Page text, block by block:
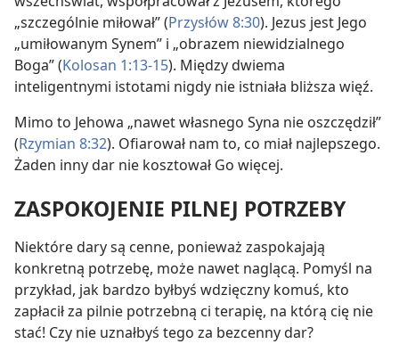
„szczególnie miłował” (Przysłów 8:30). Jezus jest Jego
„umiłowanym Synem” i „obrazem niewidzialnego
Boga” (Kolosan 1:13-15). Między dwiema
inteligentnymi istotami nigdy nie istniała bliższa więź.
Mimo to Jehowa „nawet własnego Syna nie oszczędził”
(Rzymian 8:32). Ofiarował nam to, co miał najlepszego.
Żaden inny dar nie kosztował Go więcej.
ZASPOKOJENIE PILNEJ POTRZEBY
Niektóre dary są cenne, ponieważ zaspokajają
konkretną potrzebę, może nawet naglącą. Pomyśl na
przykład, jak bardzo byłbyś wdzięczny komuś, kto
zapłacił za pilnie potrzebną ci terapię, na którą cię nie
stać! Czy nie uznałbyś tego za bezcenny dar?